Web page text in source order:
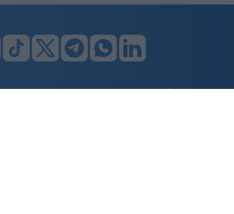
legale Milano, Largo F. Richini, 2/A,